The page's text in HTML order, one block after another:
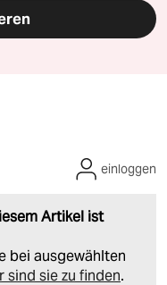
Artikel ist
bei ausgewählten
sind sie zu finden.
einloggen